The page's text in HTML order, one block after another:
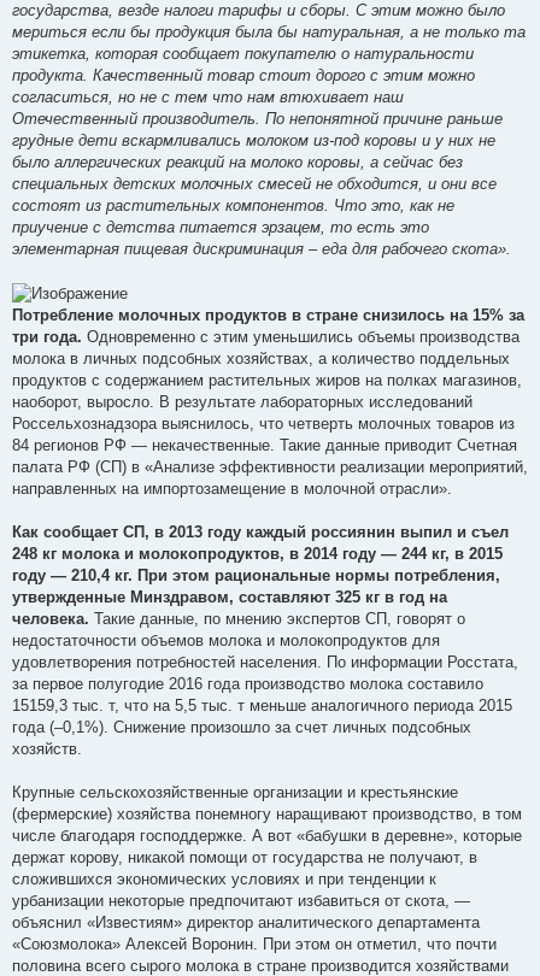
государства, везде налоги тарифы и сборы. С этим можно было
мериться если бы продукция была бы натуральная, а не только та
этикетка, которая сообщает покупателю о натуральности
продукта. Качественный товар стоит дорого с этим можно
согласиться, но не с тем что нам втюхивает наш
Отечественный производитель. По непонятной причине раньше
грудные дети вскармливались молоком из-под коровы и у них не
было аллергических реакций на молоко коровы, а сейчас без
специальных детских молочных смесей не обходится, и они все
состоят из растительных компонентов. Что это, как не
приучение с детства питается эрзацем, то есть это
элементарная пищевая дискриминация – еда для рабочего скота».
Потребление молочных продуктов в стране снизилось на 15% за
три года. Одновременно с этим уменьшились объемы производства
молока в личных подсобных хозяйствах, а количество поддельных
продуктов с содержанием растительных жиров на полках магазинов,
наоборот, выросло. В результате лабораторных исследований
Россельхознадзора выяснилось, что четверть молочных товаров из
84 регионов РФ — некачественные. Такие данные приводит Счетная
палата РФ (СП) в «Анализе эффективности реализации мероприятий,
направленных на импортозамещение в молочной отрасли».
Как сообщает СП, в 2013 году каждый россиянин выпил и съел
248 кг молока и молокопродуктов, в 2014 году — 244 кг, в 2015
году — 210,4 кг. При этом рациональные нормы потребления,
утвержденные Минздравом, составляют 325 кг в год на
человека. Такие данные, по мнению экспертов СП, говорят о
недостаточности объемов молока и молокопродуктов для
удовлетворения потребностей населения. По информации Росстата,
за первое полугодие 2016 года производство молока составило
15159,3 тыс. т, что на 5,5 тыс. т меньше аналогичного периода 2015
года (–0,1%). Снижение произошло за счет личных подсобных
хозяйств.
Крупные сельскохозяйственные организации и крестьянские
(фермерские) хозяйства понемногу наращивают производство, в том
числе благодаря господдержке. А вот «бабушки в деревне», которые
держат корову, никакой помощи от государства не получают, в
сложившихся экономических условиях и при тенденции к
урбанизации некоторые предпочитают избавиться от скота, —
объяснил «Известиям» директор аналитического департамента
«Союзмолока» Алексей Воронин. При этом он отметил, что почти
половина всего сырого молока в стране производится хозяйствами